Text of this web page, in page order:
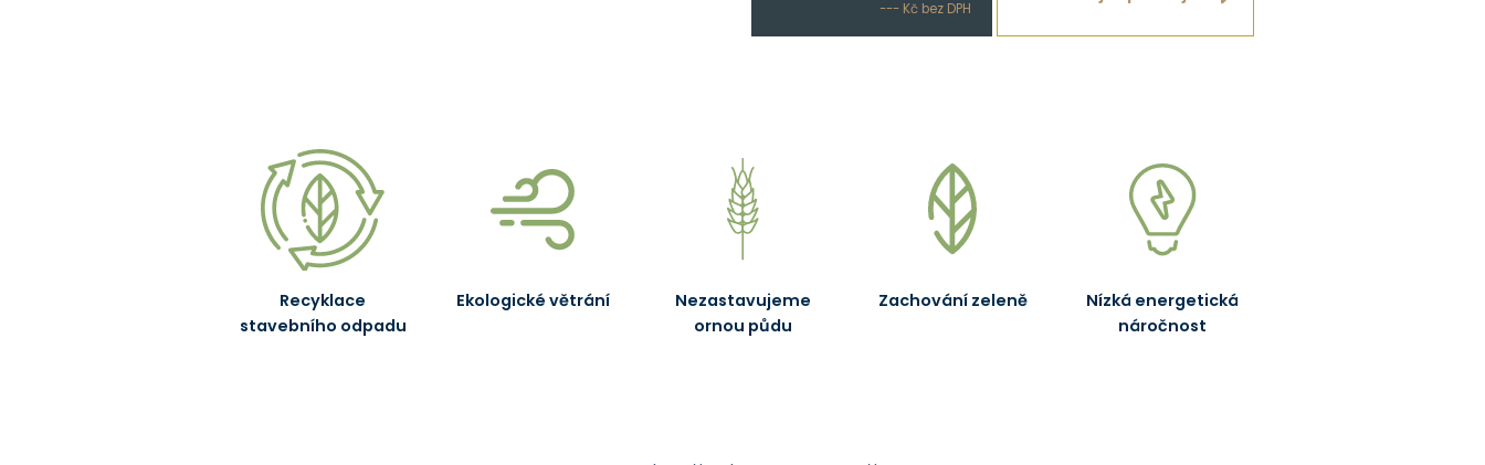
--- Kč bez DPH
Recyklace
stavebního odpadu
Ekologické větrání
Nezastavujeme
ornou půdu
Zachování zeleně
Nízká energetická
náročnost